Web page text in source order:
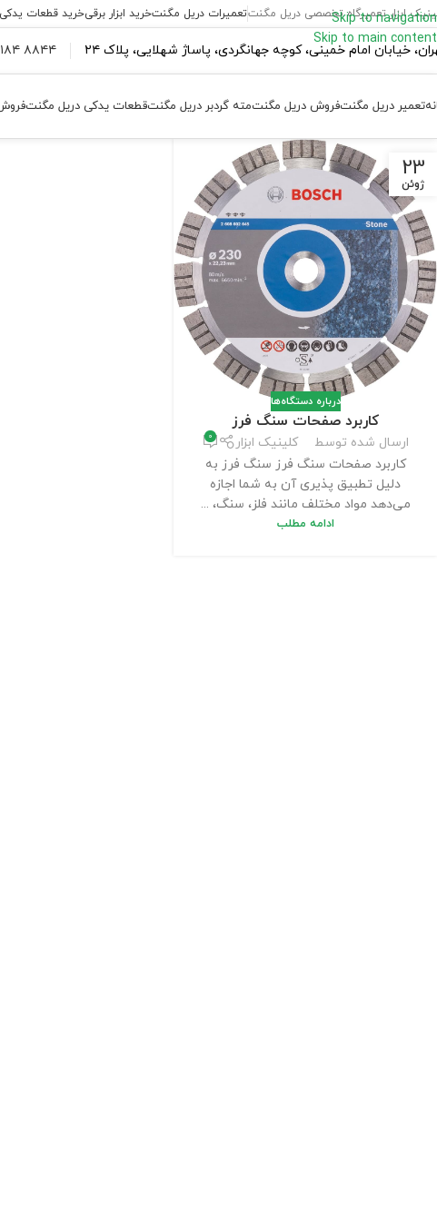
Skip to navigation
Skip to main content
ابزار تعمیرگاه تخصصی دریل مگنتتعمیرات دریل مگنتخرید ابزار برقیخرید قطعات یدکی
خیابان امام خمینی، کوچه جهانگردی، پاساژ شهلایی، پلاک ۲۴ ۸۸۴۴ ۱۸۴ – ۰۹۳۷
تعمیر دریل مگنتفروش دریل مگنتمته گردبر دریل مگنتقطعات یدکی دریل مگنتفروش
23
ژوئن
درباره دستگاه‌ها
کاربرد صفحات سنگ فرز
ارسال شده توسط کلینیک ابزار 0
کاربرد صفحات سنگ فرز سنگ فرز به
دلیل تطبیق پذیری آن به شما اجازه
می‌دهد مواد مختلف مانند فلز، سنگ، ...
ادامه مطلب